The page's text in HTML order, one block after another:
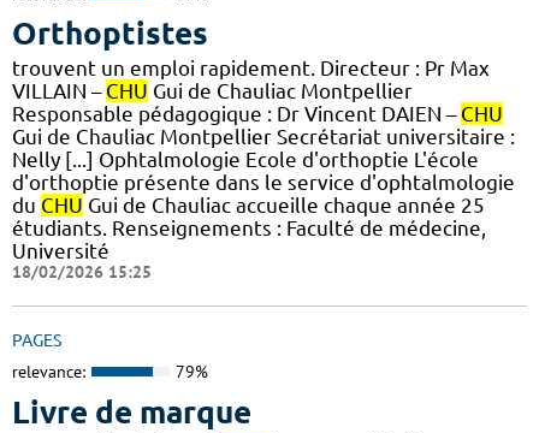
Orthoptistes
trouvent un emploi rapidement. Directeur : Pr Max
VILLAIN – CHU Gui de Chauliac Montpellier
Responsable pédagogique : Dr Vincent DAIEN – CHU
Gui de Chauliac Montpellier Secrétariat universitaire :
Nelly [...] Ophtalmologie Ecole d'orthoptie L'école
d'orthoptie présente dans le service d'ophtalmologie
du CHU Gui de Chauliac accueille chaque année 25
étudiants. Renseignements : Faculté de médecine,
Université
18/02/2026 15:25
PAGES
relevance: 79%
Livre de marque